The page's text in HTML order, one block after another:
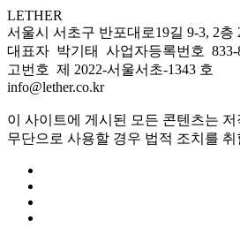
LETHER
서울시 서초구 반포대로19길 9-3, 2층
대표자 박기태 사업자등록번호 833-
고번호 제 2022-서울서초-1343 호
info@lether.co.kr
이 사이트에 게시된 모든 콘텐츠는
무단으로 사용할 경우 법적 조치를